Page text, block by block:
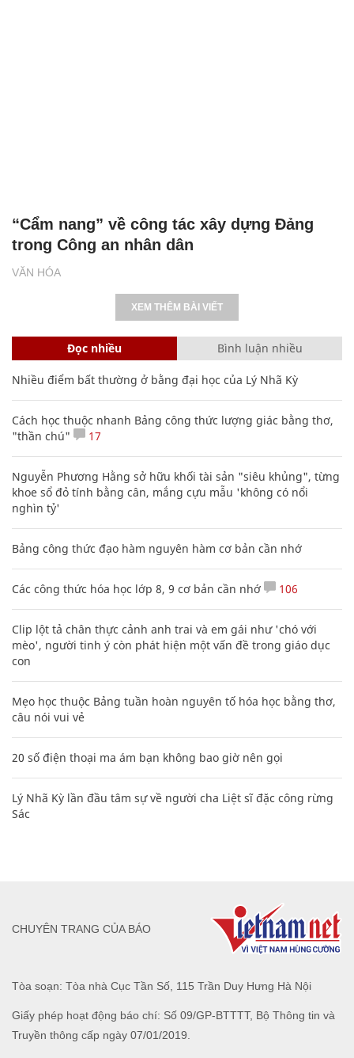
VĂN HÓA
“Cẩm nang” về công tác xây dựng Đảng
trong Công an nhân dân
XEM THÊM BÀI VIẾT
Đọc nhiều Bình luận nhiều
Nhiều điểm bất thường ở bằng đại học của Lý Nhã Kỳ
Cách học thuộc nhanh Bảng công thức lượng giác bằng thơ,
"thần chú"
17
Nguyễn Phương Hằng sở hữu khối tài sản "siêu khủng", từng
khoe sổ đỏ tính bằng cân, mắng cựu mẫu 'không có nổi
nghìn tỷ'
Bảng công thức đạo hàm nguyên hàm cơ bản cần nhớ
Các công thức hóa học lớp 8, 9 cơ bản cần nhớ 106
Clip lột tả chân thực cảnh anh trai và em gái như 'chó với
mèo', người tinh ý còn phát hiện một vấn đề trong giáo dục
con
Mẹo học thuộc Bảng tuần hoàn nguyên tố hóa học bằng thơ,
câu nói vui vẻ
20 số điện thoại ma ám bạn không bao giờ nên gọi
Lý Nhã Kỳ lần đầu tâm sự về người cha Liệt sĩ đặc công rừng
Sác
Tòa soạn: Tòa nhà Cục Tần Số, 115 Trần Duy Hưng Hà Nội
Giấy phép hoạt động báo chí: Số 09/GP-BTTTT, Bộ Thông tin và
Truyền thông cấp ngày 07/01/2019.
CHUYÊN TRANG CỦA BÁO